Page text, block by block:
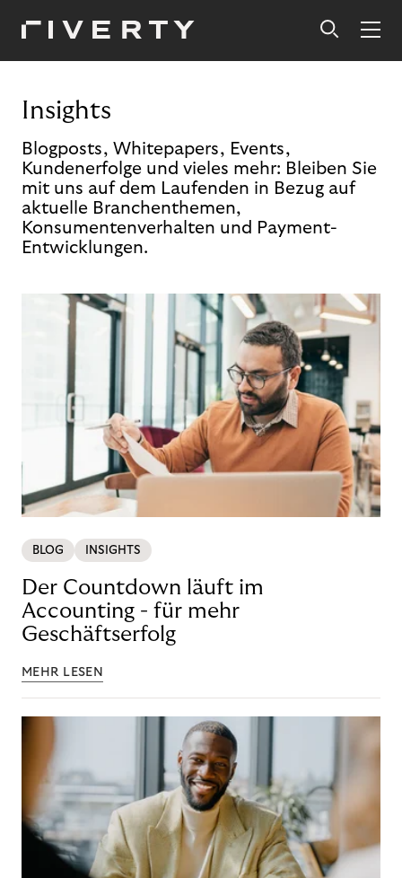
Insights
Blogposts, Whitepapers, Events,
Kundenerfolge und vieles mehr: Bleiben Sie
mit uns auf dem Laufenden in Bezug auf
aktuelle Branchenthemen,
Konsumentenverhalten und Payment-
Entwicklungen.
BLOG INSIGHTS
Der Countdown läuft im
Accounting - für mehr
Geschäftserfolg
MEHR LESEN